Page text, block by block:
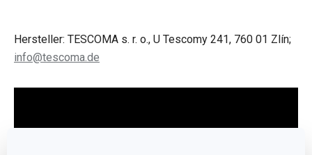
Hersteller: TESCOMA s. r. o., U Tescomy 241, 760 01 Zlín;
info@tescoma.de